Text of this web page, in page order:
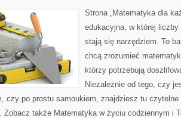
Strona „Matematyka dla
edukacyjna, w której
stają się narzędziem. To
chcą zrozumieć
którzy potrzebują
Niezależnie od tego, czy
czy po prostu samoukiem, znajdziesz tu czytelne
Zobacz także Matematyka w życiu codziennym i